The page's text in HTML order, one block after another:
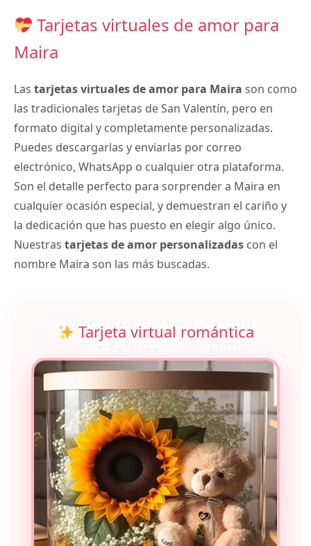
Tarjetas virtuales de amor para
Maira
Las tarjetas virtuales de amor para Maira son como
las tradicionales tarjetas de San Valentín, pero en
formato digital y completamente personalizadas.
Puedes descargarlas y enviarlas por correo
electrónico, WhatsApp o cualquier otra plataforma.
Son el detalle perfecto para sorprender a Maira en
cualquier ocasión especial, y demuestran el cariño y
la dedicación que has puesto en elegir algo único.
Nuestras tarjetas de amor personalizadas con el
nombre Maira son las más buscadas.
Tarjeta virtual romántica